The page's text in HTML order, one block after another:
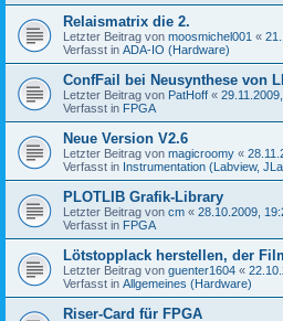
Relaismatrix die 2.
Letzter Beitrag von moosmichel001 «
Verfasst in ADA-IO (Hardware)
ConfFail bei Neusynthese von
Letzter Beitrag von PatHoff «
Verfasst in FPGA
Neue Version V2.6
Letzter Beitrag von magicroomy «
Verfasst in Instrumentation (Labview,
PLOTLIB Grafik-Library
Letzter Beitrag von cm « 28.10.2009,
Verfasst in FPGA
Lötstopplack herstellen, der
Letzter Beitrag von guenter1604 «
Verfasst in Allgemeines (Hardware)
Riser-Card für FPGA